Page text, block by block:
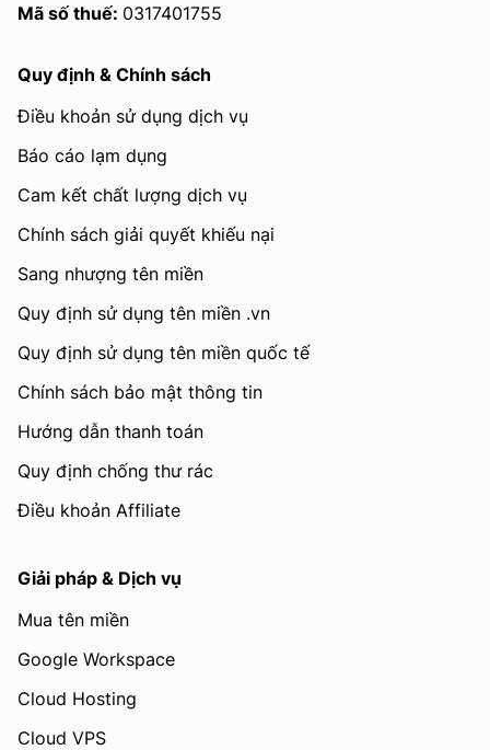
Mã số thuế: 0317401755
Quy định & Chính sách
Điều khoản sử dụng dịch vụ
Báo cáo lạm dụng
Cam kết chất lượng dịch vụ
Chính sách giải quyết khiếu nại
Sang nhượng tên miền
Quy định sử dụng tên miền .vn
Quy định sử dụng tên miền quốc tế
Chính sách bảo mật thông tin
Hướng dẫn thanh toán
Quy định chống thư rác
Điều khoản Affiliate
Giải pháp & Dịch vụ
Mua tên miền
Google Workspace
Cloud Hosting
Cloud VPS